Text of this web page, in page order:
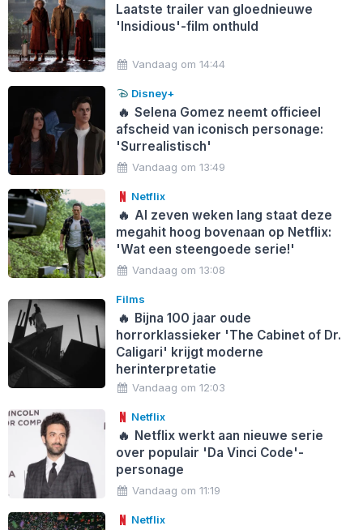
Laatste trailer van gloednieuwe
'Insidious'-film onthuld
Vandaag om 14:44
Disney+
🔥 Selena Gomez neemt officieel
afscheid van iconisch personage:
'Surrealistisch'
Vandaag om 13:49
Netflix
🔥 Al zeven weken lang staat deze
megahit hoog bovenaan op Netflix:
'Wat een steengoede serie!'
Vandaag om 13:08
Films
🔥 Bijna 100 jaar oude
horrorklassieker 'The Cabinet of Dr.
Caligari' krijgt moderne
herinterpretatie
Vandaag om 12:03
Netflix
🔥 Netflix werkt aan nieuwe serie
over populair 'Da Vinci Code'-
personage
Vandaag om 11:19
Netflix